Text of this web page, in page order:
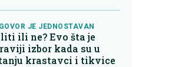
JE JEDNOSTAVAN
ili ne? Evo šta je
izbor kada su u
krastavci i tikvice